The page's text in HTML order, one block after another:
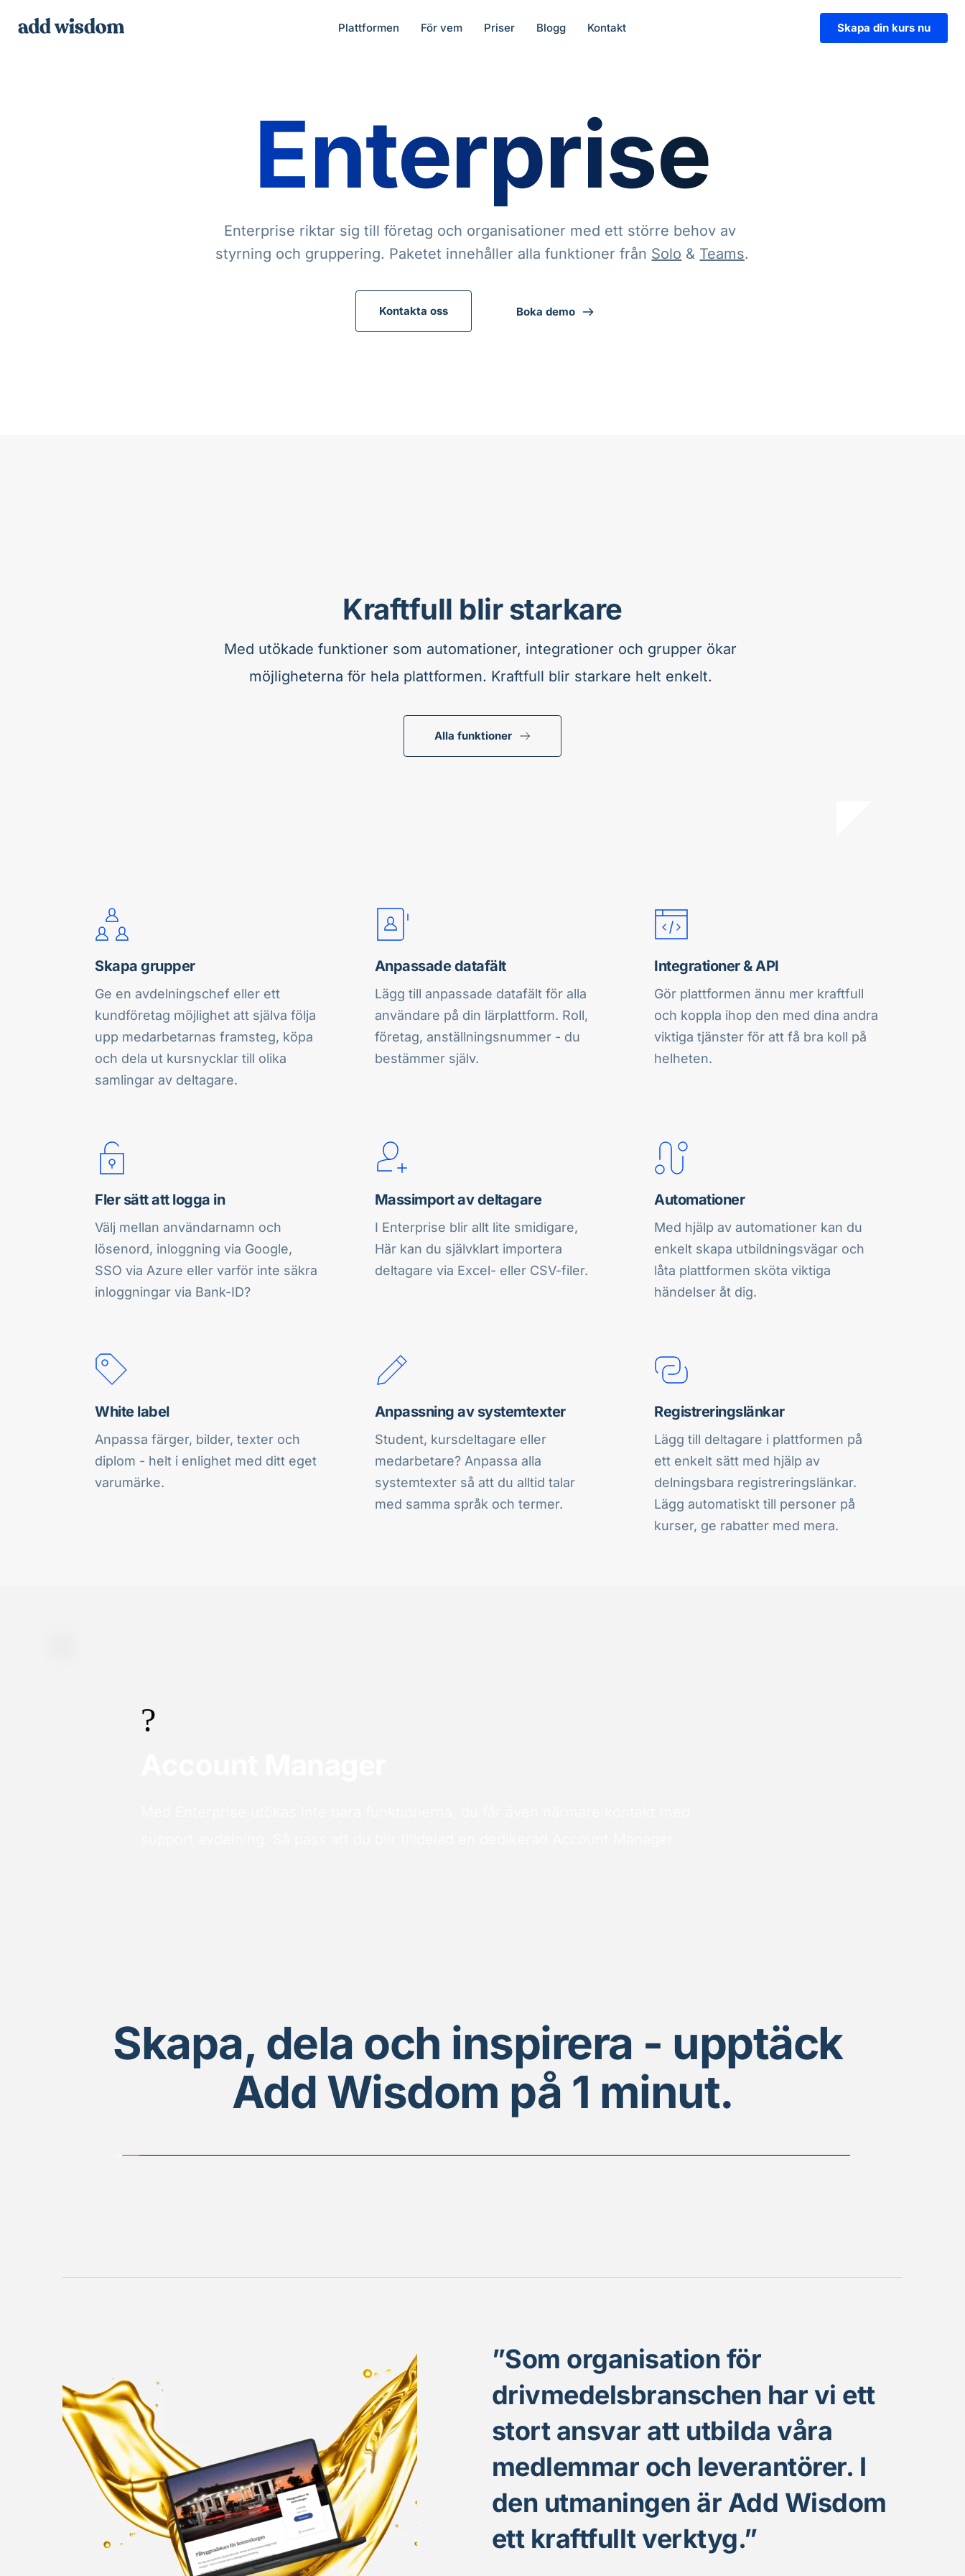
Plattformen För vem Priser Blogg Kontakt Skapa din kurs nu
Enterprise
Enterprise riktar sig till företag och organisationer med ett större behov av
styrning och gruppering. Paketet innehåller alla funktioner från Solo & Teams.
Kontakta oss Boka demo
Kraftfull blir starkare
Med utökade funktioner som automationer, integrationer och grupper ökar
möjligheterna för hela plattformen. Kraftfull blir starkare helt enkelt.
Alla funktioner
Skapa grupper
Ge en avdelningschef eller ett
kundföretag möjlighet att själva följa
upp medarbetarnas framsteg, köpa
och dela ut kursnycklar till olika
samlingar av deltagare.
Anpassade datafält
Lägg till anpassade datafält för alla
användare på din lärplattform. Roll,
företag, anställningsnummer - du
bestämmer själv.
Integrationer & API
Gör plattformen ännu mer kraftfull
och koppla ihop den med dina andra
viktiga tjänster för att få bra koll på
helheten.
Fler sätt att logga in
Välj mellan användarnamn och
lösenord, inloggning via Google,
SSO via Azure eller varför inte säkra
inloggningar via Bank-ID?
Massimport av deltagare
I Enterprise blir allt lite smidigare,
Här kan du självklart importera
deltagare via Excel- eller CSV-filer.
Automationer
Med hjälp av automationer kan du
enkelt skapa utbildningsvägar och
låta plattformen sköta viktiga
händelser åt dig.
White label
Anpassa färger, bilder, texter och
diplom - helt i enlighet med ditt eget
varumärke.
Anpassning av systemtexter
Student, kursdeltagare eller
medarbetare? Anpassa alla
systemtexter så att du alltid talar
med samma språk och termer.
Registreringslänkar
Lägg till deltagare i plattformen på
ett enkelt sätt med hjälp av
delningsbara registreringslänkar.
Lägg automatiskt till personer på
kurser, ge rabatter med mera.
?
Skapa, dela och inspirera - upptäck
Add Wisdom på 1 minut.
”Som organisation för
drivmedelsbranschen har vi ett
stort ansvar att utbilda våra
medlemmar och leverantörer. I
den utmaningen är Add Wisdom
ett kraftfullt verktyg.”